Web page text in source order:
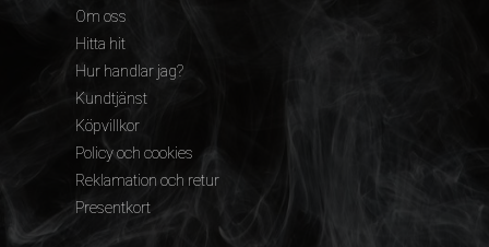
Om oss
Hitta hit
Hur handlar jag?
Kundtjänst
Köpvillkor
Policy och cookies
Reklamation och retur
Presentkort